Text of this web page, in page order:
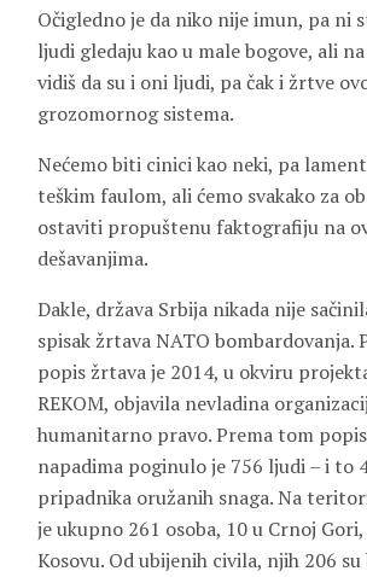
Očigledno je da niko nije imun, pa ni
ljudi gledaju kao u male bogove, ali
vidiš da su i oni ljudi, pa čak i žrtve
grozomornog sistema.
Nećemo biti cinici kao neki, pa
teškim faulom, ali ćemo svakako za
ostaviti propuštenu faktografiju na
dešavanjima.
Dakle, država Srbija nikada nije
spisak žrtava NATO bombardovanja.
popis žrtava je 2014, u okviru
REKOM, objavila nevladina
humanitarno pravo. Prema tom
napadima poginulo je 756 ljudi – i to
pripadnika oružanih snaga. Na
je ukupno 261 osoba, 10 u Crnoj
Kosovu. Od ubijenih civila, njih 206